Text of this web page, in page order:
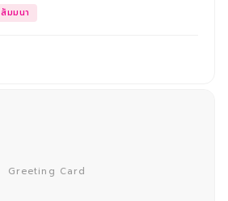
สัมมนา
Greeting Card